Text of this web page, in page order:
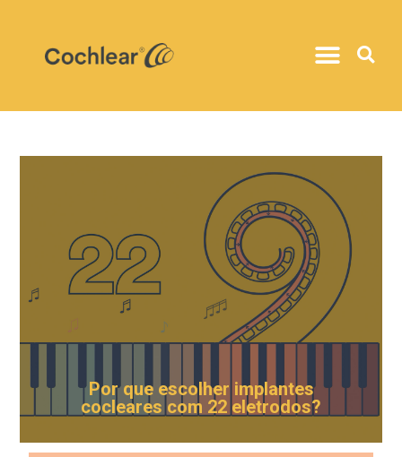
Por que escolher implantes
cocleares com 22 eletrodos?